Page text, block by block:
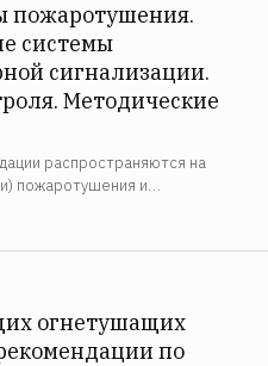
пожаротушения.
системы
сигнализации.
Методические
распространяются на
пожаротушения и
вводимые в
огнетушащих
по